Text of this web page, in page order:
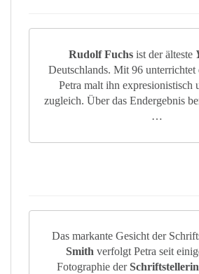
Rudolf Fuchs ist der älteste
Deutschlands. Mit 96 unterrichtet
Petra malt ihn expresionistisch
zugleich. Über das Endergebnis
…
Das markante Gesicht der
Smithverfolgt Petra seit
Fotographie derSchriftstellerin